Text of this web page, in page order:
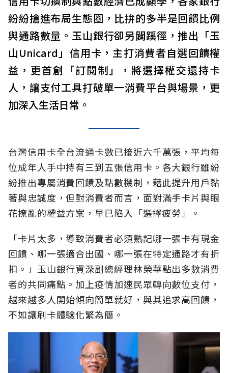
紛紛搶進布局生態圈，比拚的多半是回饋比例
與通路數量。玉山銀行卻另闢蹊徑，推出「玉
山Unicard」信用卡，主打消費者自選回饋權
益，更首創「訂閱制」，將選擇權交還持卡
人，讓支付工具打破單一消費平台與場景，更
加深入生活日常。
台灣信用卡全台流通卡數已接近六千萬張，平均每
位成年人手中持有三到五張信用卡。各大銀行雖紛
紛推出專屬消費回饋及點數機制，藉此提升用戶黏
著與忠誠度，但對消費者而言，面對滿手卡片與眼
花撩亂的權益方案，早已陷入「選擇疲勞」。
「卡片太多，導致消費者必須熟記哪一張卡有現金
回饋、哪一張適合出國、哪一張在特定通路才有折
扣。」玉山銀行資深副總經理林榮華點出多數消費
者的共同痛點。加上疫情加速民眾轉向數位支付，
越來越多人開始傾向簡單就好，與其追求高回饋，
不如讓刷卡體驗化繁為簡。